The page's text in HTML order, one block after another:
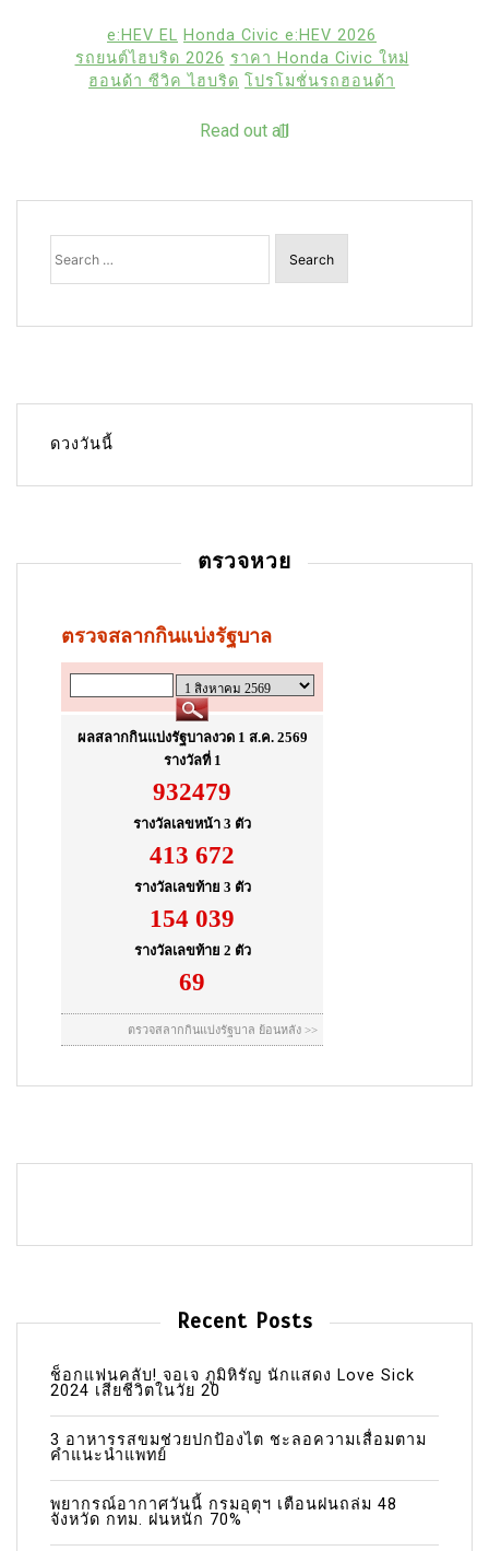
e:HEV EL Honda Civic e:HEV 2026
รถยนต์ไฮบริด 2026 ราคา Honda Civic ใหม่
ฮอนด้า ซีวิค ไฮบริด โปรโมชั่นรถฮอนด้า
Read out all
Search
for:
ดวงวันนี้
ตรวจหวย
Recent Posts
ช็อกแฟนคลับ! จอเจ ภูมิหิรัญ นักแสดง Love Sick
2024 เสียชีวิตในวัย 20
3 อาหารรสขมช่วยปกป้องไต ชะลอความเสื่อมตาม
คำแนะนำแพทย์
พยากรณ์อากาศวันนี้ กรมอุตุฯ เตือนฝนถล่ม 48
จังหวัด กทม. ฝนหนัก 70%